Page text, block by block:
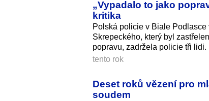
„Vypadalo to jako
kritika
Polská policie v Biale
Skrepeckého, který byl
popravu, zadržela policie tři lidi.
tento rok
Deset roků vězení pro
soudem